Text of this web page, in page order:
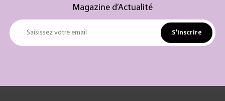
Magazine d’Actualité
Saisissez votre email S'inscrire